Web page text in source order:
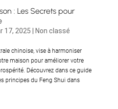
: Les Secrets pour
17, 2025 Non classé
chinoise, vise à harmoniser
maison pour améliorer votre
Découvrez dans ce guide
principes du Feng Shui dans